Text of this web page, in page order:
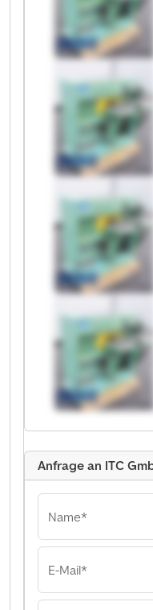
Anfrage an ITC
Name*
E-Mail*